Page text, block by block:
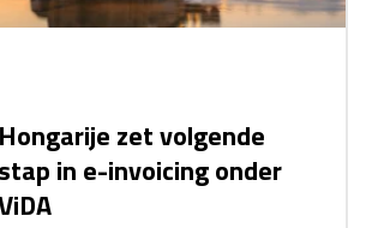
Hongarije zet volgende
stap in e-invoicing onder